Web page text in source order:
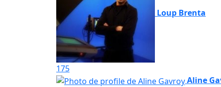
Loup Brenta
175
Aline